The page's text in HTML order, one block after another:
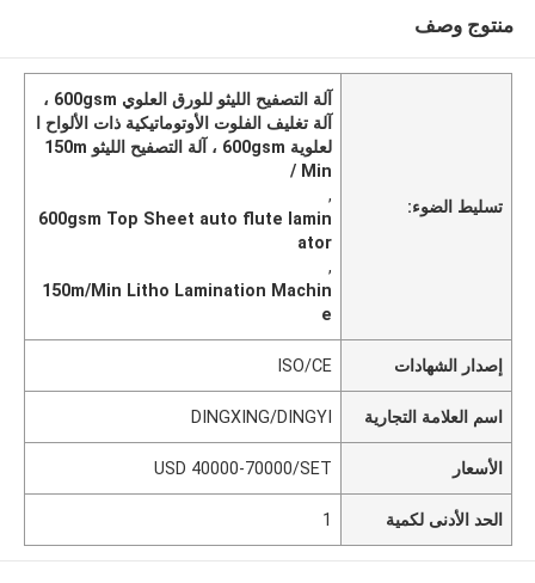
منتوج وصف
تسليط الضوء:
آلة التصفيح الليثو للورق العلوي 600gsm ،
آلة تغليف الفلوت الأوتوماتيكية ذات الألواح ا
لعلوية 600gsm ، آلة التصفيح الليثو 150m
/ Min
,
600gsm Top Sheet auto flute lamin
ator
,
150m/Min Litho Lamination Machin
e
إصدار الشهادات ISO/CE
اسم العلامة التجارية DINGXING/DINGYI
الأسعار USD 40000-70000/SET
الحد الأدنى لكمية 1